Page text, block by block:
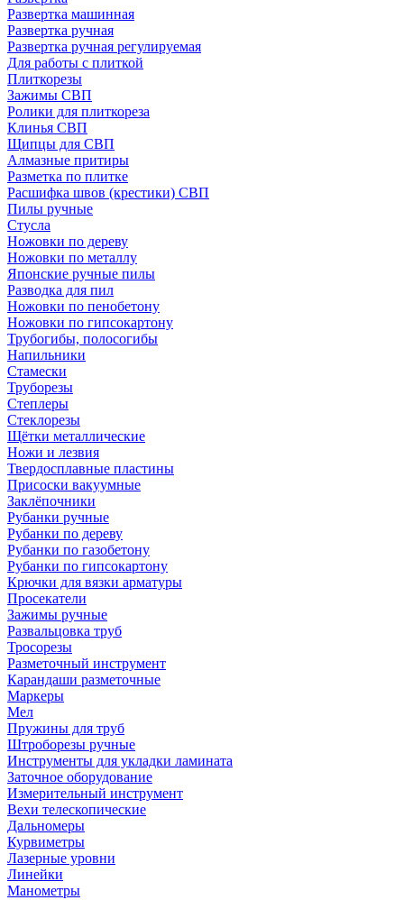
Развертка машинная
Развертка ручная
Развертка ручная регулируемая
Для работы с плиткой
Плиткорезы
Зажимы СВП
Ролики для плиткореза
Клинья СВП
Щипцы для СВП
Алмазные притиры
Разметка по плитке
Расшифка швов (крестики) СВП
Пилы ручные
Стусла
Ножовки по дереву
Ножовки по металлу
Японские ручные пилы
Разводка для пил
Ножовки по пенобетону
Ножовки по гипсокартону
Трубогибы, полосогибы
Напильники
Стамески
Труборезы
Степлеры
Стеклорезы
Щётки металлические
Ножи и лезвия
Твердосплавные пластины
Присоски вакуумные
Заклёпочники
Рубанки ручные
Рубанки по дереву
Рубанки по газобетону
Рубанки по гипсокартону
Крючки для вязки арматуры
Просекатели
Зажимы ручные
Развальцовка труб
Тросорезы
Разметочный инструмент
Карандаши разметочные
Маркеры
Мел
Пружины для труб
Штроборезы ручные
Инструменты для укладки ламината
Заточное оборудование
Измерительный инструмент
Вехи телескопические
Дальномеры
Курвиметры
Лазерные уровни
Линейки
Манометры